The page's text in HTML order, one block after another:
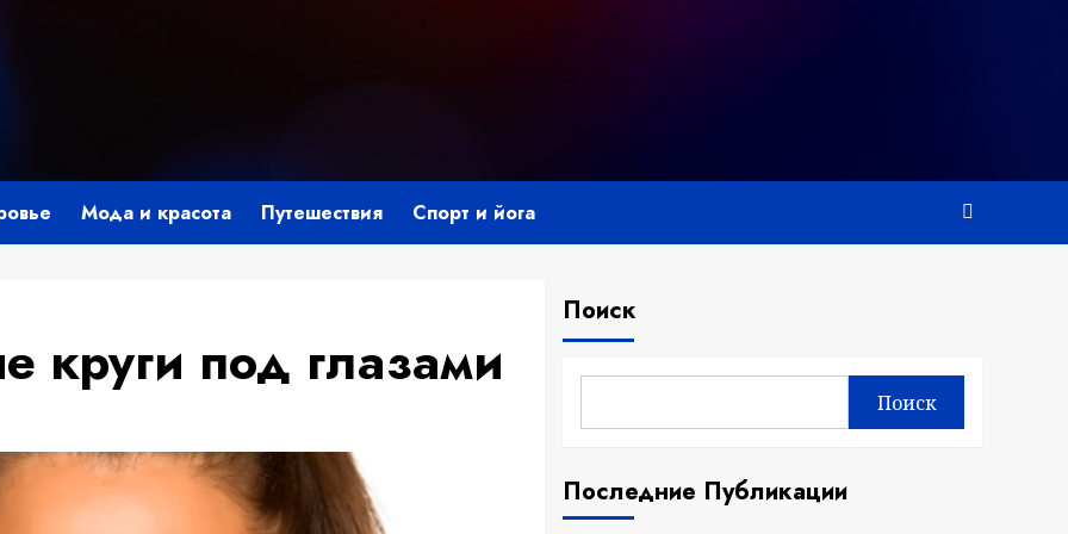
Мода и красота Путешествия Спорт и йога
круги под глазами
Поиск
Поиск
Последние Публикации